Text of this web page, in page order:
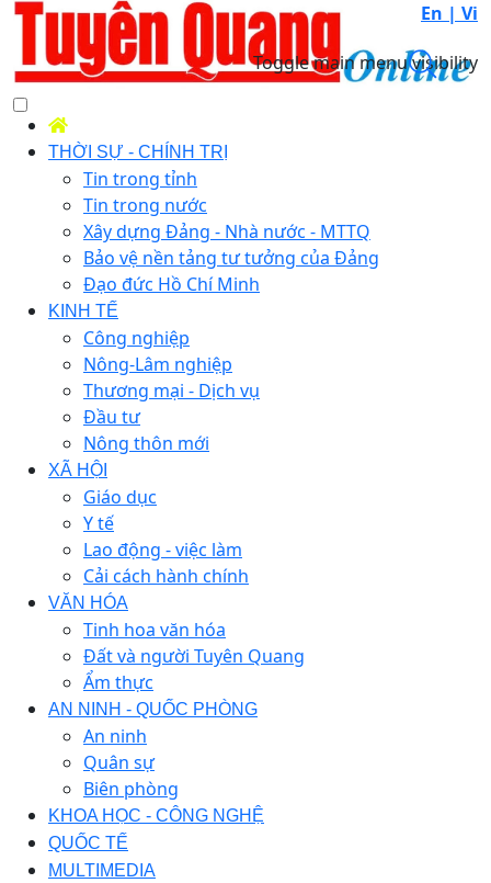
En | Vi
Toggle main menu visibility
THỜI SỰ - CHÍNH TRỊ
Tin trong tỉnh
Tin trong nước
Xây dựng Đảng - Nhà nước - MTTQ
Bảo vệ nền tảng tư tưởng của Đảng
Đạo đức Hồ Chí Minh
KINH TẾ
Công nghiệp
Nông-Lâm nghiệp
Thương mại - Dịch vụ
Đầu tư
Nông thôn mới
XÃ HỘI
Giáo dục
Y tế
Lao động - việc làm
Cải cách hành chính
VĂN HÓA
Tinh hoa văn hóa
Đất và người Tuyên Quang
Ẩm thực
AN NINH - QUỐC PHÒNG
An ninh
Quân sự
Biên phòng
KHOA HỌC - CÔNG NGHỆ
QUỐC TẾ
MULTIMEDIA